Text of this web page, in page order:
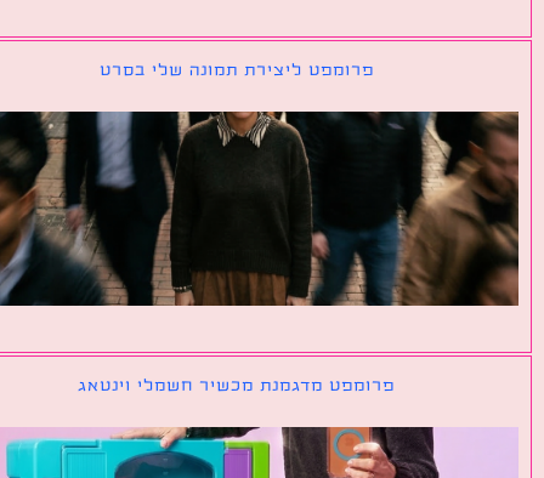
פרומפט ליצירת תמונה שלי בסרט
פרומפט מדגמנת מכשיר חשמלי וינטאג